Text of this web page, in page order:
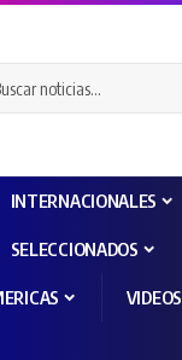
INTERNACIONALES
SELECCIONADOS
VIDEOS